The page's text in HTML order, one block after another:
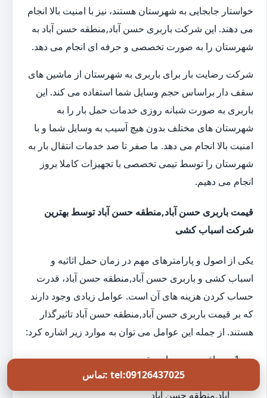
خواستار جابجایی به شهرستان هستند، نیز با امنیت بالا انجام
می دهند. این شرکت باربری حسن آباد,منطقه حسن آباد به
شهرستان را به صورت تخصصی و حرفه ای انجام می دهد.
شرکت رضایت بار برای باربری به شهرستان از ماشین های
سقف دار براساس حجم وسایل شما استفاده می کند. این
باربری به صورت شبانه روزی خدمات حمل بار را به
شهرستان های مختلف بدون هیچ آسیب به وسایل شما و با
امنیت بالا انجام می دهد. ما صفر تا صد خدمات انتقال بار به
شهرستان را توسط تیمی تخصصی با تجهیزات کاملا بروز
انجام می دهیم.
قیمت باربری حسن آباد,منطقه حسن آباد توسط بهترین
شرکت اسباب کشی
یکی از اصول و پارامترهای مهم در زمان حمل اثاثیه و
اسباب کشی و باربری حسن آباد,منطقه حسن آباد، قدرت
حساب کردن هزینه های آن است. عوامل زیادی وجود دارند
که بر قیمت باربری حسن آباد,منطقه حسن آباد تاثیرگذار
هستند. از جمله این عوامل می توان به موارد زیر اشاره کرد:
مسافت بین مبدا و مقصد
تعداد کارگرهای مورد نیاز برای خدمات حمل بار حسن
آباد,منطقه حسن آباد
تماس: tel:09126437025